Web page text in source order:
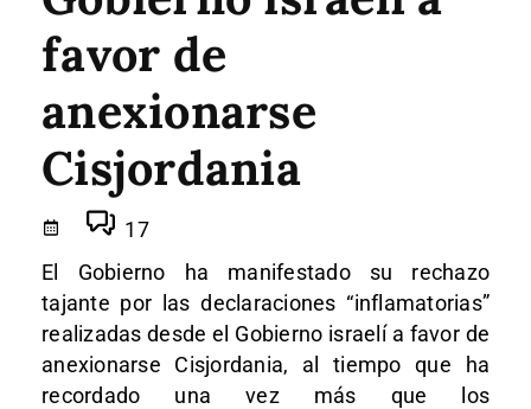
favor de
anexionarse
Cisjordania
17
El Gobierno ha manifestado su rechazo
tajante por las declaraciones “inflamatorias”
realizadas desde el Gobierno israelí a favor de
anexionarse Cisjordania, al tiempo que ha
recordado una vez más que los